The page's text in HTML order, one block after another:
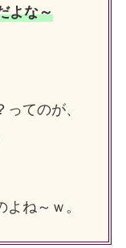
よな～
てのが、
ね～ｗ。